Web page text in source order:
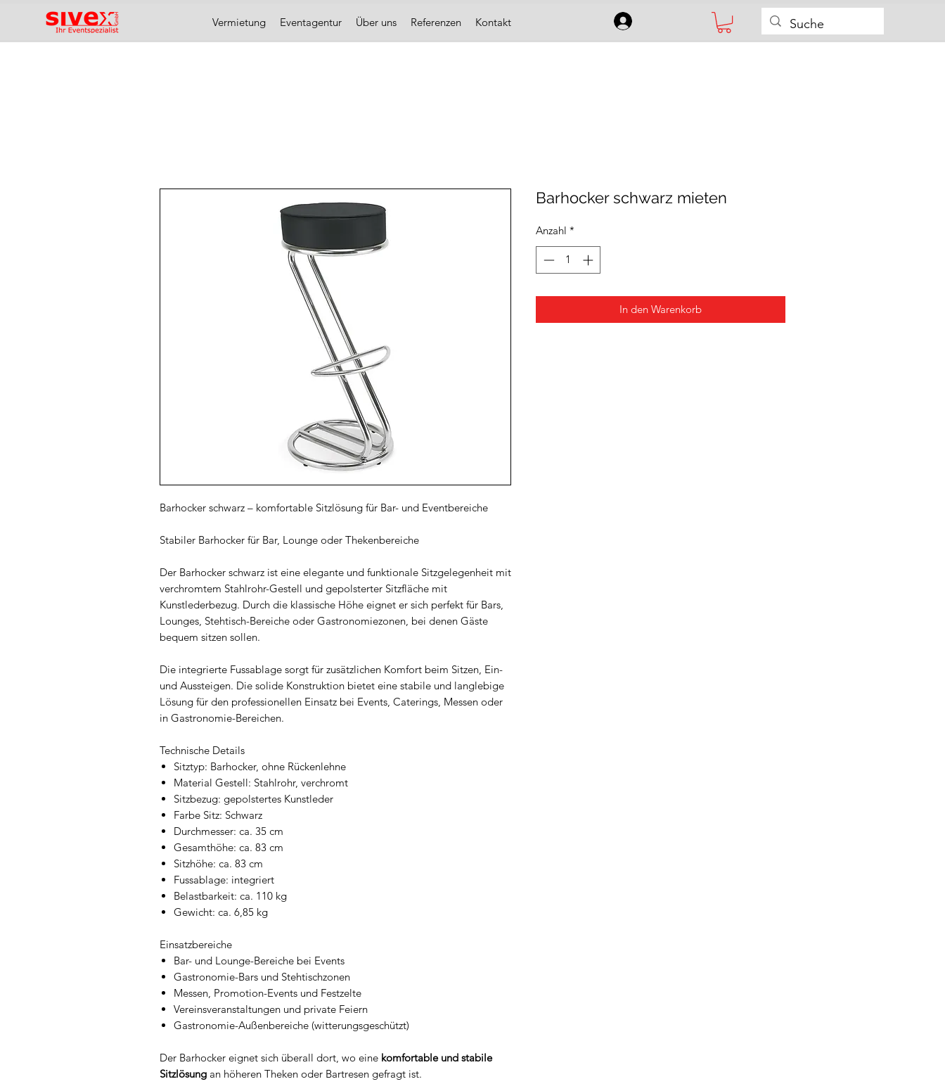
Vermietung Eventagentur Über uns Referenzen Kontakt
Barhocker schwarz – komfortable Sitzlösung für Bar- und Eventbereiche
Stabiler Barhocker für Bar, Lounge oder Thekenbereiche
Der Barhocker schwarz ist eine elegante und funktionale Sitzgelegenheit mit
verchromtem Stahlrohr-Gestell und gepolsterter Sitzfläche mit
Kunstlederbezug. Durch die klassische Höhe eignet er sich perfekt für Bars,
Lounges, Stehtisch-Bereiche oder Gastronomiezonen, bei denen Gäste
bequem sitzen sollen.
Die integrierte Fussablage sorgt für zusätzlichen Komfort beim Sitzen, Ein-
und Aussteigen. Die solide Konstruktion bietet eine stabile und langlebige
Lösung für den professionellen Einsatz bei Events, Caterings, Messen oder
in Gastronomie-Bereichen.
Technische Details
Sitztyp: Barhocker, ohne Rückenlehne
Material Gestell: Stahlrohr, verchromt
Sitzbezug: gepolstertes Kunstleder
Farbe Sitz: Schwarz
Durchmesser: ca. 35 cm
Gesamthöhe: ca. 83 cm
Sitzhöhe: ca. 83 cm
Fussablage: integriert
Belastbarkeit: ca. 110 kg
Gewicht: ca. 6,85 kg
Einsatzbereiche
Bar- und Lounge-Bereiche bei Events
Gastronomie-Bars und Stehtischzonen
Messen, Promotion-Events und Festzelte
Vereinsveranstaltungen und private Feiern
Gastronomie-Außenbereiche (witterungsgeschützt)
Der Barhocker eignet sich überall dort, wo eine komfortable und stabile
Sitzlösung an höheren Theken oder Bartresen gefragt ist.
Barhocker schwarz mieten
Anzahl *
In den Warenkorb